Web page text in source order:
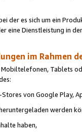
der es sich um ein
eine Dienstleistung in
im Rahmen
Tablets
Stores von Google Play,
werden
haben,